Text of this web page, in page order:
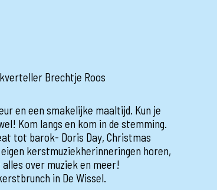
Brechtje Roos
en een smakelijke maaltijd. Kun je
Kom langs en kom in de stemming.
tot barok- Doris Day, Christmas
kerstmuziekherinneringen horen,
over muziek en meer!
in De Wissel.